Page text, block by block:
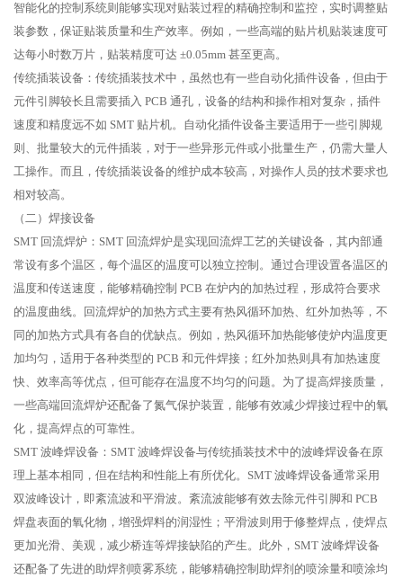
智能化的控制系统则能够实现对贴装过程的精确控制和监控，实时调整贴
装参数，保证贴装质量和生产效率。例如，一些高端的贴片机贴装速度可
达每小时数万片，贴装精度可达 ±0.05mm 甚至更高。
传统插装设备：传统插装技术中，虽然也有一些自动化插件设备，但由于
元件引脚较长且需要插入 PCB 通孔，设备的结构和操作相对复杂，插件
速度和精度远不如 SMT 贴片机。自动化插件设备主要适用于一些引脚规
则、批量较大的元件插装，对于一些异形元件或小批量生产，仍需大量人
工操作。而且，传统插装设备的维护成本较高，对操作人员的技术要求也
相对较高。
（二）焊接设备
SMT 回流焊炉：SMT 回流焊炉是实现回流焊工艺的关键设备，其内部通
常设有多个温区，每个温区的温度可以独立控制。通过合理设置各温区的
温度和传送速度，能够精确控制 PCB 在炉内的加热过程，形成符合要求
的温度曲线。回流焊炉的加热方式主要有热风循环加热、红外加热等，不
同的加热方式具有各自的优缺点。例如，热风循环加热能够使炉内温度更
加均匀，适用于各种类型的 PCB 和元件焊接；红外加热则具有加热速度
快、效率高等优点，但可能存在温度不均匀的问题。为了提高焊接质量，
一些高端回流焊炉还配备了氮气保护装置，能够有效减少焊接过程中的氧
化，提高焊点的可靠性。
SMT 波峰焊设备：SMT 波峰焊设备与传统插装技术中的波峰焊设备在原
理上基本相同，但在结构和性能上有所优化。SMT 波峰焊设备通常采用
双波峰设计，即紊流波和平滑波。紊流波能够有效去除元件引脚和 PCB
焊盘表面的氧化物，增强焊料的润湿性；平滑波则用于修整焊点，使焊点
更加光滑、美观，减少桥连等焊接缺陷的产生。此外，SMT 波峰焊设备
还配备了先进的助焊剂喷雾系统，能够精确控制助焊剂的喷涂量和喷涂均